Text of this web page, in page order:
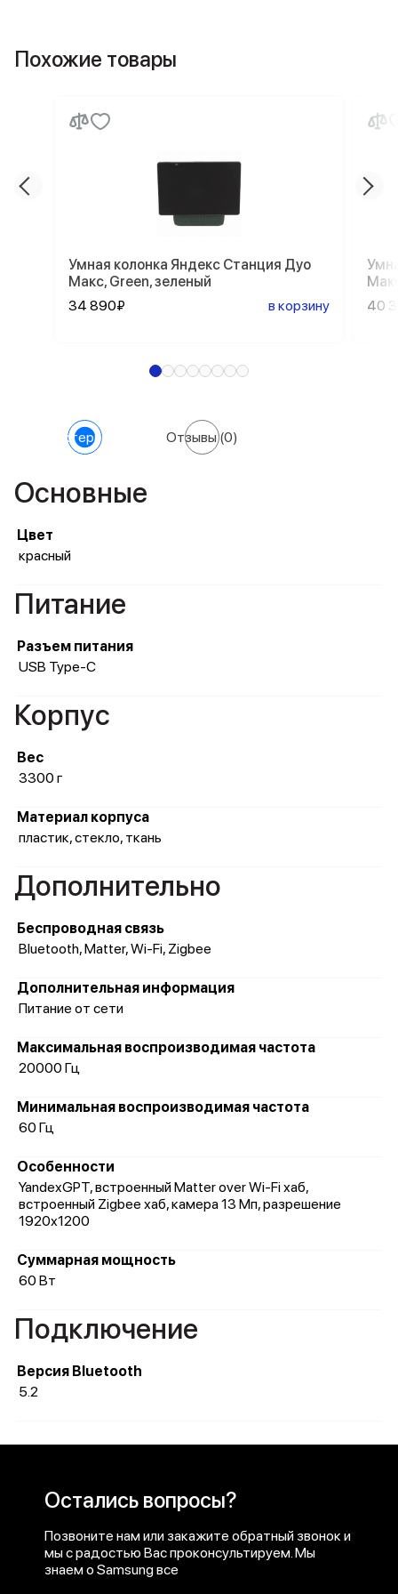
Похожие товары
Умная колонка Яндекс Станция Дуо
Макс, Green, зеленый
34 890₽
в корзину
40
Характеристики Отзывы(0)
Основные
Цвет
красный
Питание
Разъем питания
USB Type-C
Корпус
Вес
3300 г
Материал корпуса
пластик, стекло, ткань
Дополнительно
Беспроводная связь
Bluetooth, Matter, Wi-Fi, Zigbee
Дополнительная информация
Питание от сети
Максимальная воспроизводимая частота
20000 Гц
Минимальная воспроизводимая частота
60 Гц
Особенности
YandexGPT, встроенный Matter over Wi-Fi хаб,
встроенный Zigbee хаб, камера 13 Мп, разрешение
1920х1200
Суммарная мощность
60 Вт
Подключение
Версия Bluetooth
5.2
Остались вопросы?
Позвоните нам или закажите обратный звонок и
мы с радостью Вас проконсультируем. Мы
знаем о Samsung все